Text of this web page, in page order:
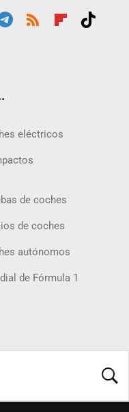
eléctricos
de coches
de coches
autónomos
de Fórmula 1